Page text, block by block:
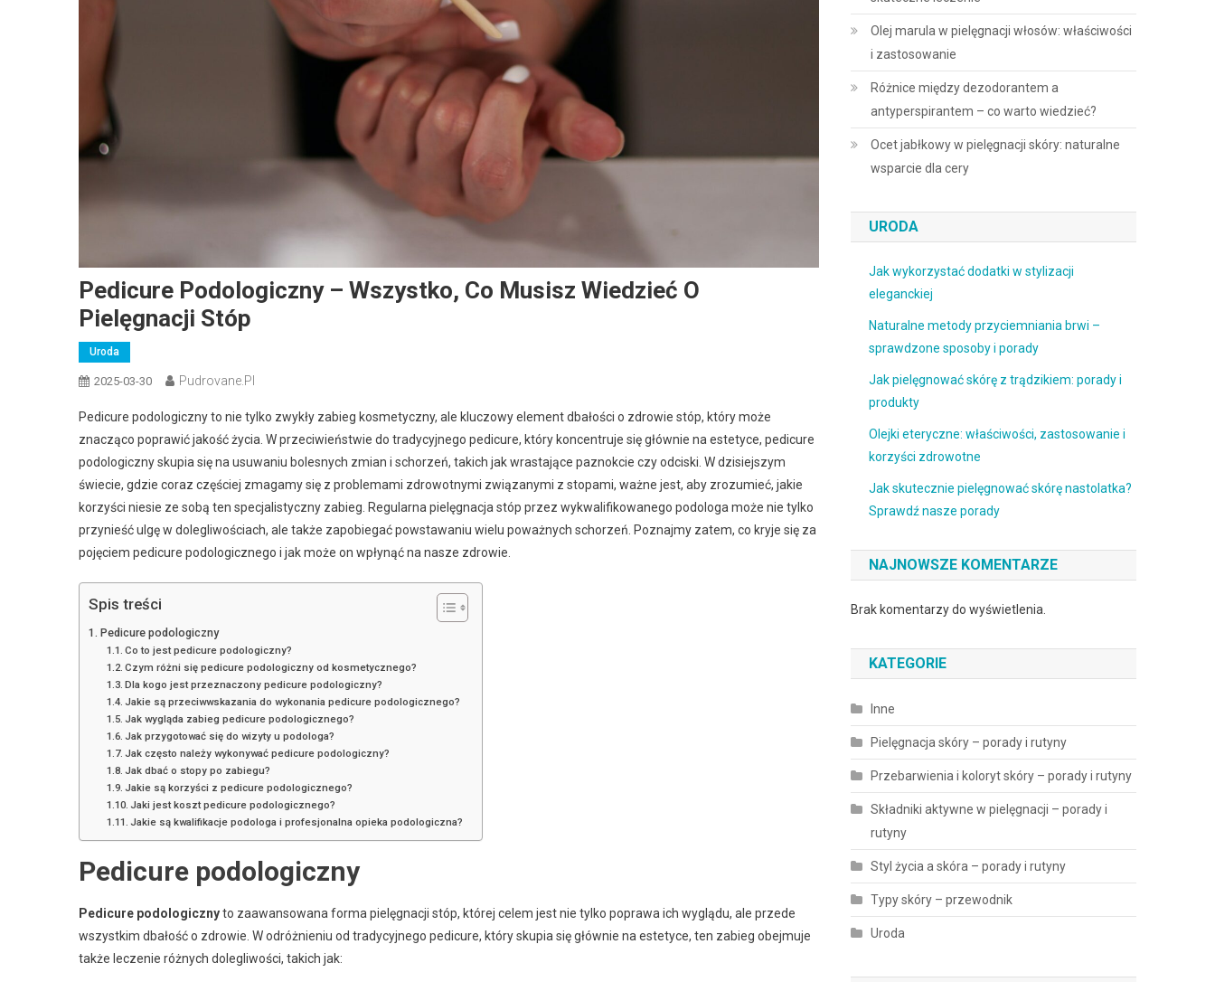
Pedicure Podologiczny – Wszystko, Co Musisz Wiedzieć O
Pielęgnacji Stóp
Uroda
2025-03-30 Pudrovane.pl
Pedicure podologiczny to nie tylko zwykły zabieg kosmetyczny, ale kluczowy element dbałości o zdrowie stóp, który może
znacząco poprawić jakość życia. W przeciwieństwie do tradycyjnego pedicure, który koncentruje się głównie na estetyce, pedicure
podologiczny skupia się na usuwaniu bolesnych zmian i schorzeń, takich jak wrastające paznokcie czy odciski. W dzisiejszym
świecie, gdzie coraz częściej zmagamy się z problemami zdrowotnymi związanymi z stopami, ważne jest, aby zrozumieć, jakie
korzyści niesie ze sobą ten specjalistyczny zabieg. Regularna pielęgnacja stóp przez wykwalifikowanego podologa może nie tylko
przynieść ulgę w dolegliwościach, ale także zapobiegać powstawaniu wielu poważnych schorzeń. Poznajmy zatem, co kryje się za
pojęciem pedicure podologicznego i jak może on wpłynąć na nasze zdrowie.
Spis treści
Pedicure podologiczny
Co to jest pedicure podologiczny?
Czym różni się pedicure podologiczny od kosmetycznego?
Dla kogo jest przeznaczony pedicure podologiczny?
Jakie są przeciwwskazania do wykonania pedicure podologicznego?
Jak wygląda zabieg pedicure podologicznego?
Jak przygotować się do wizyty u podologa?
Jak często należy wykonywać pedicure podologiczny?
Jak dbać o stopy po zabiegu?
Jakie są korzyści z pedicure podologicznego?
Jaki jest koszt pedicure podologicznego?
Jakie są kwalifikacje podologa i profesjonalna opieka podologiczna?
Pedicure podologiczny
Pedicure podologicznyto zaawansowana forma pielęgnacji stóp, której celem jest nie tylko poprawa ich wyglądu, ale przede
wszystkim dbałość o zdrowie. W odróżnieniu od tradycyjnego pedicure, który skupia się głównie na estetyce, ten zabieg obejmuje
także leczenie różnych dolegliwości, takich jak:
Olej marula w pielęgnacji włosów: właściwości
i zastosowanie
Różnice między dezodorantem a
antyperspirantem – co warto wiedzieć?
Ocet jabłkowy w pielęgnacji skóry: naturalne
wsparcie dla cery
URODA
Jak wykorzystać dodatki w stylizacji
eleganckiej
Naturalne metody przyciemniania brwi –
sprawdzone sposoby i porady
Jak pielęgnować skórę z trądzikiem: porady i
produkty
Olejki eteryczne: właściwości, zastosowanie i
korzyści zdrowotne
Jak skutecznie pielęgnować skórę nastolatka?
Sprawdź nasze porady
NAJNOWSZE KOMENTARZE
Brak komentarzy do wyświetlenia.
KATEGORIE
Inne
Pielęgnacja skóry – porady i rutyny
Przebarwienia i koloryt skóry – porady i rutyny
Składniki aktywne w pielęgnacji – porady i
rutyny
Styl życia a skóra – porady i rutyny
Typy skóry – przewodnik
Uroda